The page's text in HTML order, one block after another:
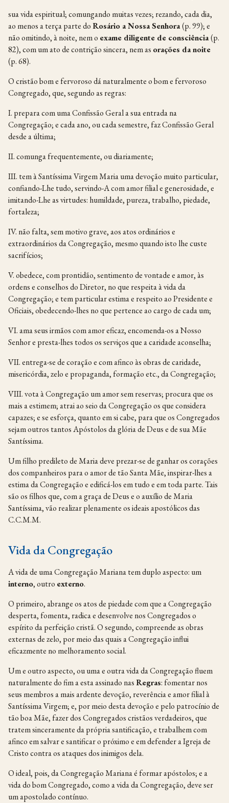
sua vida espiritual; comungando muitas vezes; rezando, cada dia,
ao menos a terça parte doRosário a Nossa Senhora(p. 99); e
não omitindo, à noite, nem o exame diligente de consciência(p.
82), com um ato de contrição sincera, nem as orações da noite
(p. 68).
O cristão bom e fervoroso dá naturalmente o bom e fervoroso
Congregado, que, segundo as regras:
I. prepara com uma Confissão Geral a sua entrada na
Congregação; e cada ano, ou cada semestre, faz Confissão Geral
desde a última;
II. comunga frequentemente, ou diariamente;
III. tem à Santíssima Virgem Maria uma devoção muito particular,
confiando-Lhe tudo, servindo-A com amor filial e generosidade, e
imitando-Lhe as virtudes: humildade, pureza, trabalho, piedade,
fortaleza;
IV. não falta, sem motivo grave, aos atos ordinários e
extraordinários da Congregação, mesmo quando isto lhe custe
sacrifícios;
V. obedece, com prontidão, sentimento de vontade e amor, às
ordens e conselhos do Diretor, no que respeita à vida da
Congregação; e tem particular estima e respeito ao Presidente e
Oficiais, obedecendo-lhes no que pertence ao cargo de cada um;
VI. ama seus irmãos com amor eficaz, encomenda-os a Nosso
Senhor e presta-lhes todos os serviços que a caridade aconselha;
VII. entrega-se de coração e com afinco às obras de caridade,
misericórdia, zelo e propaganda, formação etc., da Congregação;
VIII. vota à Congregação um amor sem reservas; procura que os
mais a estimem; atrai ao seio da Congregação os que considera
capazes; e se esforça, quanto em si cabe, para que os Congregados
sejam outros tantos Apóstolos da glória de Deus e de sua Mãe
Santíssima.
Um filho predileto de Maria deve prezar-se de ganhar os corações
dos companheiros para o amor de tão Santa Mãe, inspirar-lhes a
estima da Congregação e edificá-los em tudo e em toda parte. Tais
são os filhos que, com a graça de Deus e o auxílio de Maria
Santíssima, vão realizar plenamente os ideais apostólicos das
C.C.M.M.
Vida da Congregação
A vida de uma Congregação Mariana tem duplo aspecto: um
interno, outro externo.
O primeiro, abrange os atos de piedade com que a Congregação
desperta, fomenta, radica e desenvolve nos Congregados o
espírito da perfeição cristã. O segundo, compreende as obras
externas de zelo, por meio das quais a Congregação influi
eficazmente no melhoramento social.
Um e outro aspecto, ou uma e outra vida da Congregação fluem
naturalmente do fim a esta assinado nasRegras: fomentar nos
seus membros a mais ardente devoção, reverência e amor filial à
Santíssima Virgem; e, por meio desta devoção e pelo patrocínio de
tão boa Mãe, fazer dos Congregados cristãos verdadeiros, que
tratem sinceramente da própria santificação, e trabalhem com
afinco em salvar e santificar o próximo e em defender a Igreja de
Cristo contra os ataques dos inimigos dela.
O ideal, pois, da Congregação Mariana é formar apóstolos; e a
vida do bom Congregado, como a vida da Congregação, deve ser
um apostolado contínuo.